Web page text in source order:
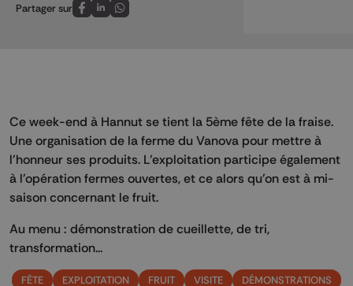
Partager sur
Partagez sur FaceBook
Partagez sur LinkedIn
Partagez sur Whatsapp
Ce week-end à Hannut se tient la 5ème fête de la fraise.
Une organisation de la ferme du Vanova pour mettre à
l'honneur ses produits. L'exploitation participe également
à l'opération fermes ouvertes, et ce alors qu'on est à mi-
saison concernant le fruit.
Au menu : démonstration de cueillette, de tri,
transformation...
FÊTE EXPLOITATION FRUIT VISITE
DÉMONSTRATIONS